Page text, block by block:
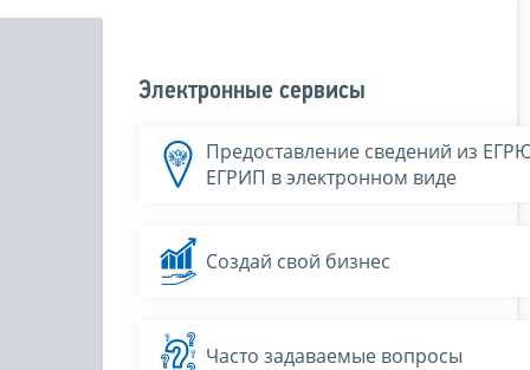
Электронные сервисы
Предоставление сведений из
ЕГРИП в электронном виде
Создай свой бизнес
Часто задаваемые вопросы